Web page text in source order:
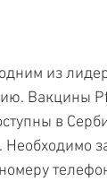
из
Вакцины
в